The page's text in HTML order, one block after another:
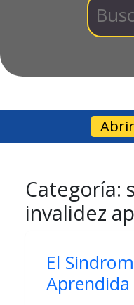
Categoría:
invalidez
El
Aprendida